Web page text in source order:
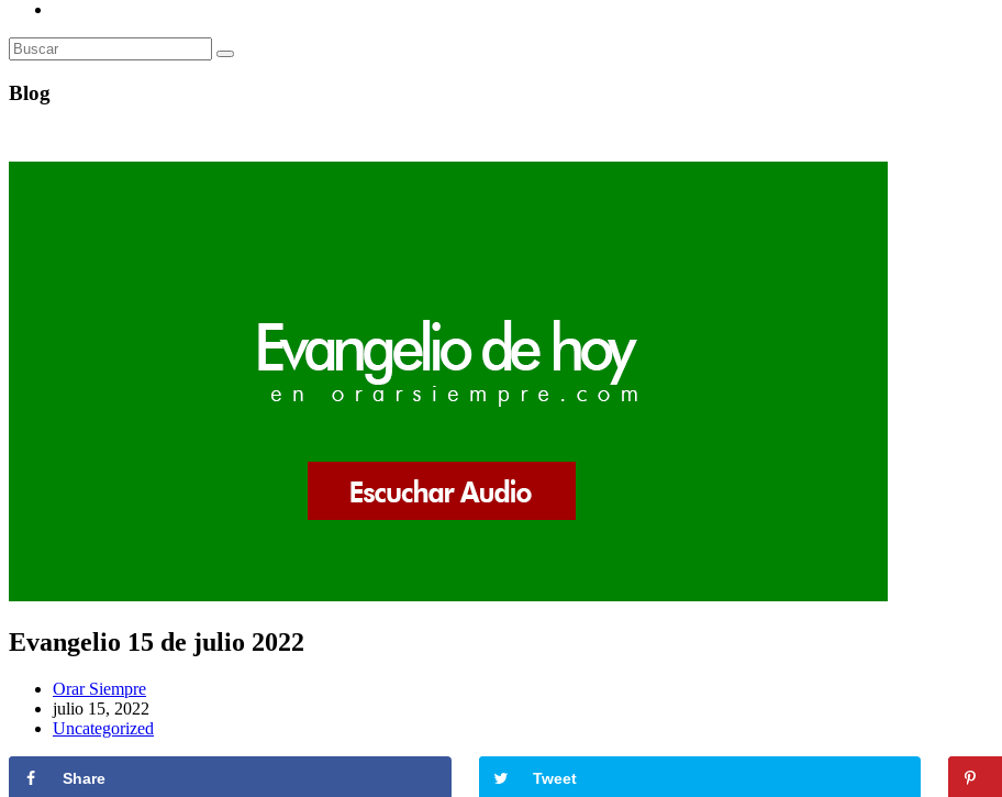
de
Blog
Evangelio 15 de julio 2022
Autor
de
la
Orar Siempre
Publicación
de
julio 15, 2022
Categoría
entrada:
Uncategorized
Share Tweet